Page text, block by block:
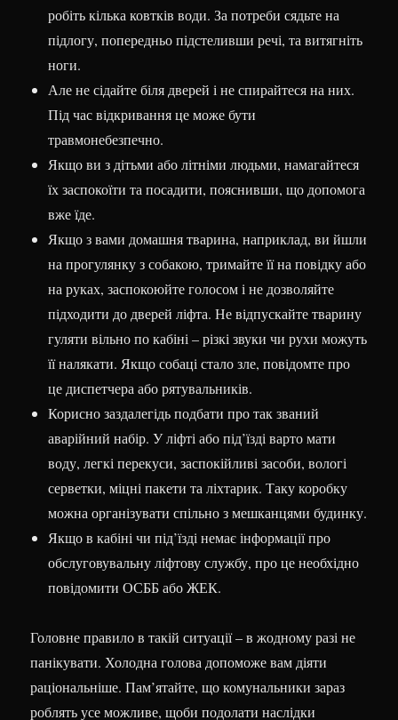
робіть кілька ковтків води. За потреби сядьте на
підлогу, попередньо підстеливши речі, та витягніть
ноги.
Але не сідайте біля дверей і не спирайтеся на них.
Під час відкривання це може бути
травмонебезпечно.
Якщо ви з дітьми або літніми людьми, намагайтеся
їх заспокоїти та посадити, пояснивши, що допомога
вже їде.
Якщо з вами домашня тварина, наприклад, ви йшли
на прогулянку з собакою, тримайте її на повідку або
на руках, заспокоюйте голосом і не дозволяйте
підходити до дверей ліфта. Не відпускайте тварину
гуляти вільно по кабіні – різкі звуки чи рухи можуть
її налякати. Якщо собаці стало зле, повідомте про
це диспетчера або рятувальників.
Корисно заздалегідь подбати про так званий
аварійний набір. У ліфті або під’їзді варто мати
воду, легкі перекуси, заспокійливі засоби, вологі
серветки, міцні пакети та ліхтарик. Таку коробку
можна організувати спільно з мешканцями будинку.
Якщо в кабіні чи під’їзді немає інформації про
обслуговувальну ліфтову службу, про це необхідно
повідомити ОСББ або ЖЕК.
Головне правило в такій ситуації – в жодному разі не
панікувати. Холодна голова допоможе вам діяти
раціональніше. Пам’ятайте, що комунальники зараз
роблять усе можливе, щоби подолати наслідки